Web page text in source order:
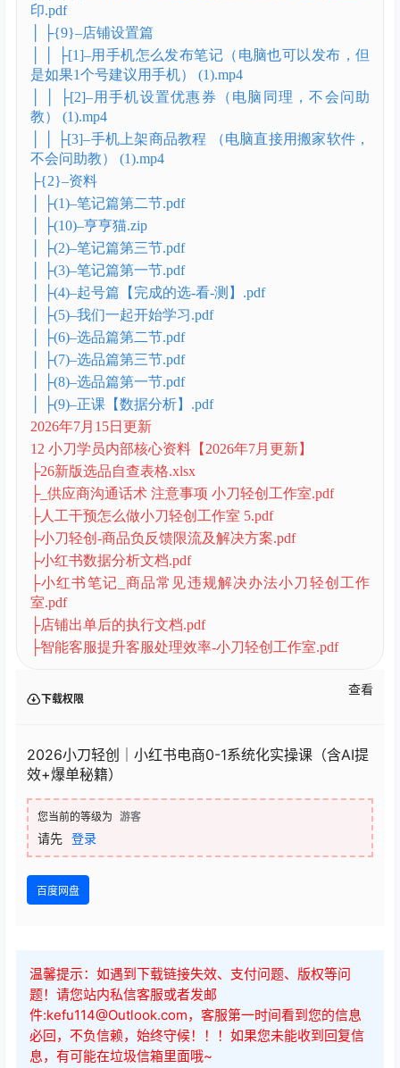
印.pdf
│ ├{9}–店铺设置篇
│ │ ├[1]–用手机怎么发布笔记（电脑也可以发布，但
是如果1个号建议用手机） (1).mp4
│ │ ├[2]–用手机设置优惠券（电脑同理，不会问助
教） (1).mp4
│ │ ├[3]–手机上架商品教程 （电脑直接用搬家软件，
不会问助教） (1).mp4
├{2}–资料
│ ├(1)–笔记篇第二节.pdf
│ ├(10)–亨亨猫.zip
│ ├(2)–笔记篇第三节.pdf
│ ├(3)–笔记篇第一节.pdf
│ ├(4)–起号篇【完成的选-看-测】.pdf
│ ├(5)–我们一起开始学习.pdf
│ ├(6)–选品篇第二节.pdf
│ ├(7)–选品篇第三节.pdf
│ ├(8)–选品篇第一节.pdf
│ ├(9)–正课【数据分析】.pdf
2026年7月15日更新
12 小刀学员内部核心资料【2026年7月更新】
├26新版选品自查表格.xlsx
├_供应商沟通话术 注意事项 小刀轻创工作室.pdf
├人工干预怎么做小刀轻创工作室 5.pdf
├小刀轻创‑商品负反馈限流及解决方案.pdf
├小红书数据分析文档.pdf
├小红书笔记_商品常见违规解决办法小刀轻创工作
室.pdf
├店铺出单后的执行文档.pdf
├智能客服提升客服处理效率‑小刀轻创工作室.pdf
下载权限
查看
2026小刀轻创｜小红书电商0-1系统化实操课（含AI提
效+爆单秘籍）
您当前的等级为 游客
请先 登录
百度网盘
温馨提示：如遇到下载链接失效、支付问题、版权等问
题！请您站内私信客服或者发邮
件:kefu114@Outlook.com，客服第一时间看到您的信息
必回，不负信赖，始终守候！！！如果您未能收到回复信
息，有可能在垃圾信箱里面哦~